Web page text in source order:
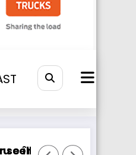
mihailesti
BursaTransport/